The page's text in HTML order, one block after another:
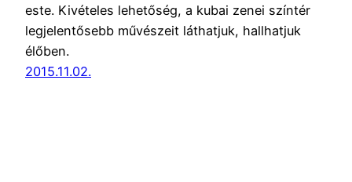
este. Kivételes lehetőség, a kubai zenei színtér
legjelentősebb művészeit láthatjuk, hallhatjuk
élőben.
2015.11.02.